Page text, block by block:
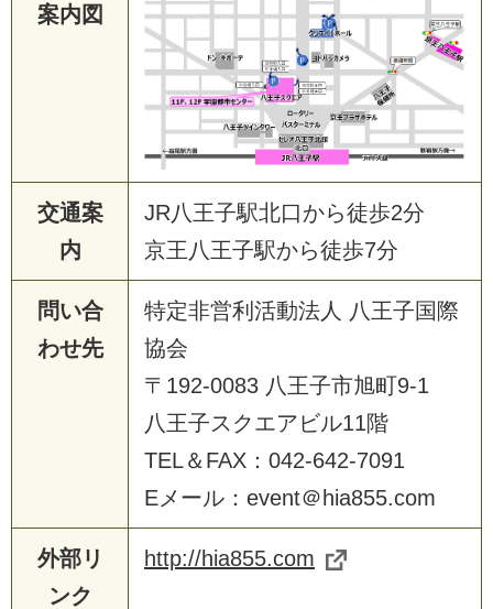
案内図
交通案
内
JR八王子駅北口から徒歩2分
京王八王子駅から徒歩7分
問い合
わせ先
特定非営利活動法人 八王子国際
協会
〒192-0083 八王子市旭町9-1
八王子スクエアビル11階
TEL＆FAX：042-642-7091
Eメール：event＠hia855.com
外部リ
ンク
http://hia855.com